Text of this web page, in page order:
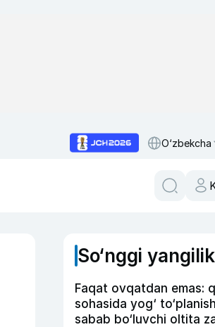
O‘zbekcha
So‘nggi
Faqat ovqatdan emas:
sohasida yog‘
sabab bo‘luvchi oltita